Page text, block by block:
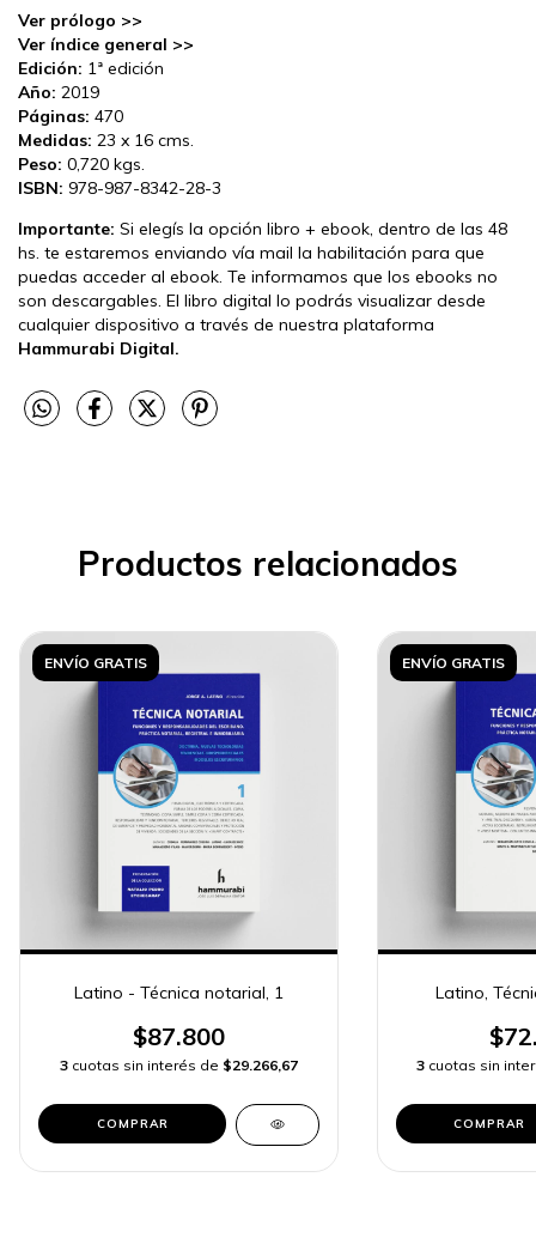
Ver prólogo >>
Ver índice general >>
Edición: 1ª edición
Año: 2019
Páginas: 470
Medidas: 23 x 16 cms.
Peso: 0,720 kgs.
ISBN: 978-987-8342-28-3
Importante: Si elegís la opción libro + ebook, dentro de las 48
hs. te estaremos enviando vía mail la habilitación para que
puedas acceder al ebook. Te informamos que los ebooks no
son descargables. El libro digital lo podrás visualizar desde
cualquier dispositivo a través de nuestra plataforma
Hammurabi Digital.
Productos relacionados
ENVÍO GRATIS
Latino - Técnica notarial, 1
$87.800
3 cuotas sin interés de $29.266,67
COMPRAR
ENVÍO GRATIS
Latino,
3 cuotas sin
COMPRAR